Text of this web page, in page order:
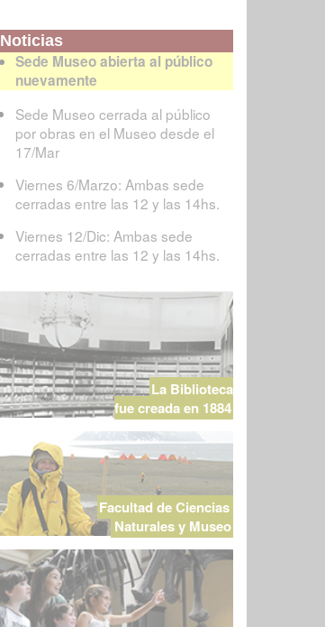
Noticias
Sede Museo abierta al público
nuevamente
Sede Museo cerrada al público
por obras en el Museo desde el
17/Mar
Viernes 6/Marzo: Ambas sede
cerradas entre las 12 y las 14hs.
Viernes 12/Dic: Ambas sede
cerradas entre las 12 y las 14hs.
La Biblioteca
fue creada en 1884
Facultad de Ciencias
Naturales y Museo